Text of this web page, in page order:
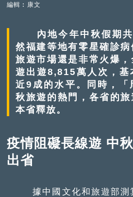
編輯︰康文
內地今年中秋假期共
然福建等地有零星確診
旅遊市場還是非常火爆
遊出遊8,815萬人次，基
近9成的水平。同時，「
秋旅遊的熱門，各省的
本省釋放。
疫情阻礙長線遊 中
出省
據中國文化和旅遊部測